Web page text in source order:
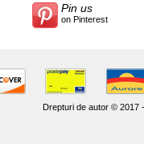
Pin us
on Pinterest
Drepturi de autor © 2017